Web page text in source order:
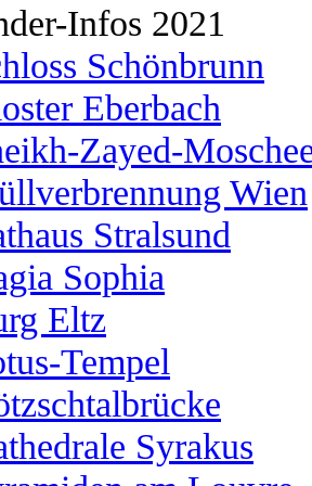
Infos 2021
Schönbrunn
Eberbach
Zayed-
Wien
Stralsund
Sophia
Eltz
Tempel
Syrakus